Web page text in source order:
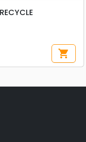
shopping_cart